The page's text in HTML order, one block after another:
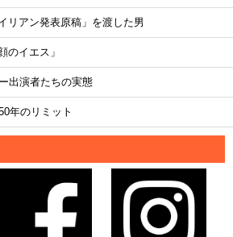
リアン発表原稿」を渡した男
のイエス」
出演者たちの実態
年のリミット